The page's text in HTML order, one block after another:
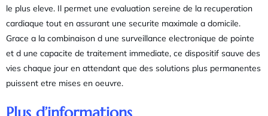
le plus eleve. Il permet une evaluation sereine de la recuperation
cardiaque tout en assurant une securite maximale a domicile.
Grace a la combinaison d une surveillance electronique de pointe
et d une capacite de traitement immediate, ce dispositif sauve des
vies chaque jour en attendant que des solutions plus permanentes
puissent etre mises en oeuvre.